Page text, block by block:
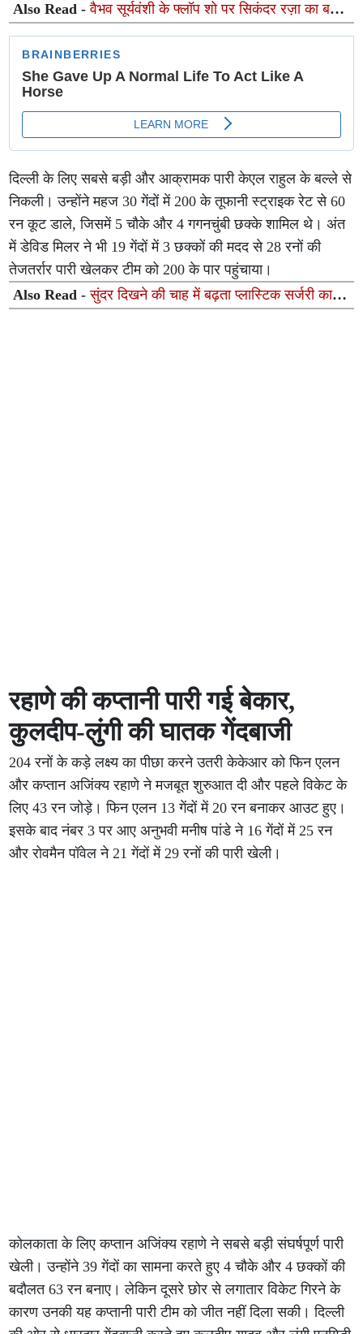
Also Read -वैभव सूर्यवंशी के फ्लॉप शो पर सिकंदर रज़ा का बड़ा
बयान
दिल्ली के लिए सबसे बड़ी और आक्रामक पारी केएल राहुल के बल्ले से
निकली। उन्होंने महज 30 गेंदों में 200 के तूफानी स्ट्राइक रेट से 60
रन कूट डाले, जिसमें 5 चौके और 4 गगनचुंबी छक्के शामिल थे। अंत
में डेविड मिलर ने भी 19 गेंदों में 3 छक्कों की मदद से 28 रनों की
तेजतर्रार पारी खेलकर टीम को 200 के पार पहुंचाया।
Also Read -सुंदर दिखने की चाह में बढ़ता प्लास्टिक सर्जरी का
चलन, युवाओं में तेजी से बढ़ रही कॉस्मैटिक प्रक्रियाओं की मांग
रहाणे की कप्तानी पारी गई बेकार,
कुलदीप-लुंगी की घातक गेंदबाजी
204 रनों के कड़े लक्ष्य का पीछा करने उतरी केकेआर को फिन एलन
और कप्तान अजिंक्य रहाणे ने मजबूत शुरुआत दी और पहले विकेट के
लिए 43 रन जोड़े। फिन एलन 13 गेंदों में 20 रन बनाकर आउट हुए।
इसके बाद नंबर 3 पर आए अनुभवी मनीष पांडे ने 16 गेंदों में 25 रन
और रोवमैन पॉवेल ने 21 गेंदों में 29 रनों की पारी खेली।
कोलकाता के लिए कप्तान अजिंक्य रहाणे ने सबसे बड़ी संघर्षपूर्ण पारी
खेली। उन्होंने 39 गेंदों का सामना करते हुए 4 चौके और 4 छक्कों की
बदौलत 63 रन बनाए। लेकिन दूसरे छोर से लगातार विकेट गिरने के
कारण उनकी यह कप्तानी पारी टीम को जीत नहीं दिला सकी। दिल्ली